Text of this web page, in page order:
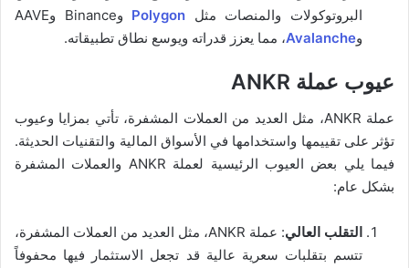
البروتوكولات والمنصات مثل Polygon
وBinance وAAVE
وAvalanche، مما يعزز قدراته ويوسع نطاق تطبيقاته.
عيوب عملة ANKR
عملة ANKR، مثل العديد من العملات المشفرة، تأتي بمزايا وعيوب
تؤثر على تقييمها واستخدامها في الأسواق المالية والتقنيات الحديثة.
فيما يلي بعض العيوب الرئيسية لعملة ANKR والعملات المشفرة
بشكل عام:
التقلب العالي
: عملة ANKR، مثل العديد من العملات المشفرة،
تتسم بتقلبات سعرية عالية قد تجعل الاستثمار فيها محفوفاً